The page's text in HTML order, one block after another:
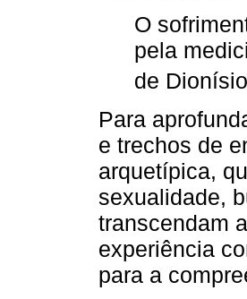
O
pela
de
Para
e trechos de
arquetípica,
sexualidade,
transcendam
experiência
para a